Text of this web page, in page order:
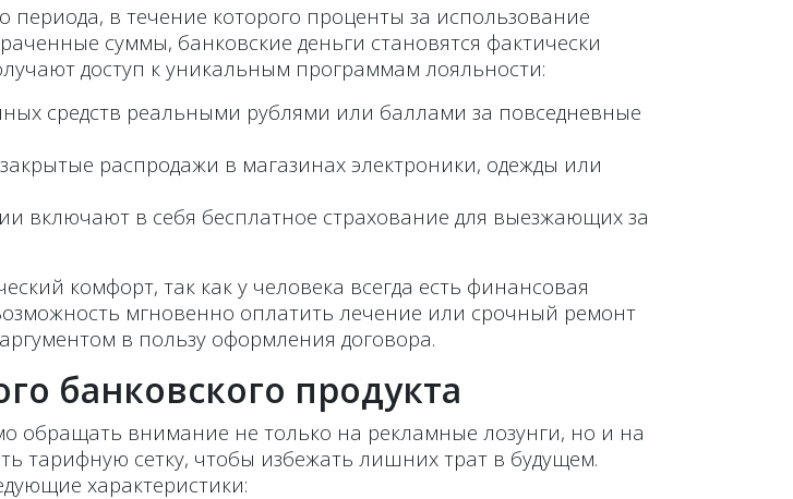
в течение которого проценты за использование
суммы, банковские деньги становятся фактически
доступ к уникальным программам лояльности:
средств реальными рублями или баллами за повседневные
распродажи в магазинах электроники, одежды или
включают в себя бесплатное страхование для выезжающих за
комфорт, так как у человека всегда есть финансовая
мгновенно оплатить лечение или срочный ремонт
в пользу оформления договора.
банковского продукта
обращать внимание не только на рекламные лозунги, но и на
тарифную сетку, чтобы избежать лишних трат в будущем.
характеристики: